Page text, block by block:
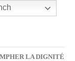
LA DIGNITÉ